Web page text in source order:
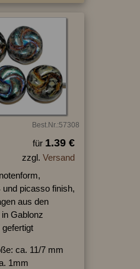
Best.Nr.:57308
für 1.39 €
zzgl. Versand
picasso finish,
aus den
Gablonz
gefertigt
ca. 11/7 mm
1mm